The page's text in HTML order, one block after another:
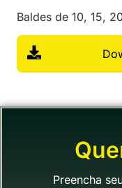
Baldes de 10, 15,
Preencha